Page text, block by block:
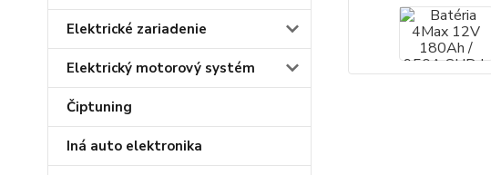
Elektrické zariadenie
Elektrický motorový systém
Čiptuning
Iná auto elektronika